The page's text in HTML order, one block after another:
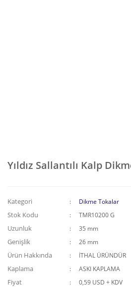
Yıldız Sallantılı Kalp
Kategori Dikme Tokalar
Stok Kodu TMR10200 G
Uzunluk 35 mm
Genişlik 26 mm
Ürün Hakkında İTHAL ÜRÜNDÜR
Kaplama ASKI KAPLAMA
Fiyat 0,59 USD + KDV